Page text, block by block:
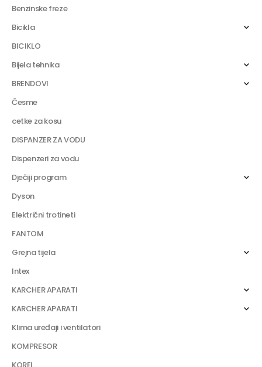
Benzinske freze
Bicikla
BICIKLO
Bijela tehnika
BRENDOVI
Česme
cetke za kosu
DISPANZER ZA VODU
Dispenzeri za vodu
Dječiji program
Dyson
Električni trotineti
FANTOM
Grejna tijela
Intex
KARCHER APARATI
KARCHER APARATI
Klima uređaji i ventilatori
KOMPRESOR
KOREL